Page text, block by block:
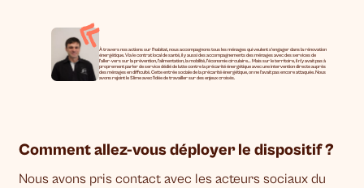
À travers nos actions sur l’habitat, nous accompagnons tous les ménages qui veulent s’engager dans la rénovation
énergétique. Via le contrat local de santé, il y aussi des accompagnements des ménages avec des services de
l’aller-vers sur la prévention, l’alimentation, la mobilité, l’économie circulaire… Mais sur le territoire, il n’y avait pas à
proprement parler de service dédié de lutte contre la précarité énergétique avec une intervention directe auprès
des ménages en difficulté. Cette entrée sociale de la précarité énergétique, on ne l’avait pas encore attaquée. Nous
avons rejoint le Slime avec l’idée de travailler sur des enjeux croisés.
Comment allez-vous déployer le dispositif ?
Nous avons pris contact avec les acteurs sociaux du